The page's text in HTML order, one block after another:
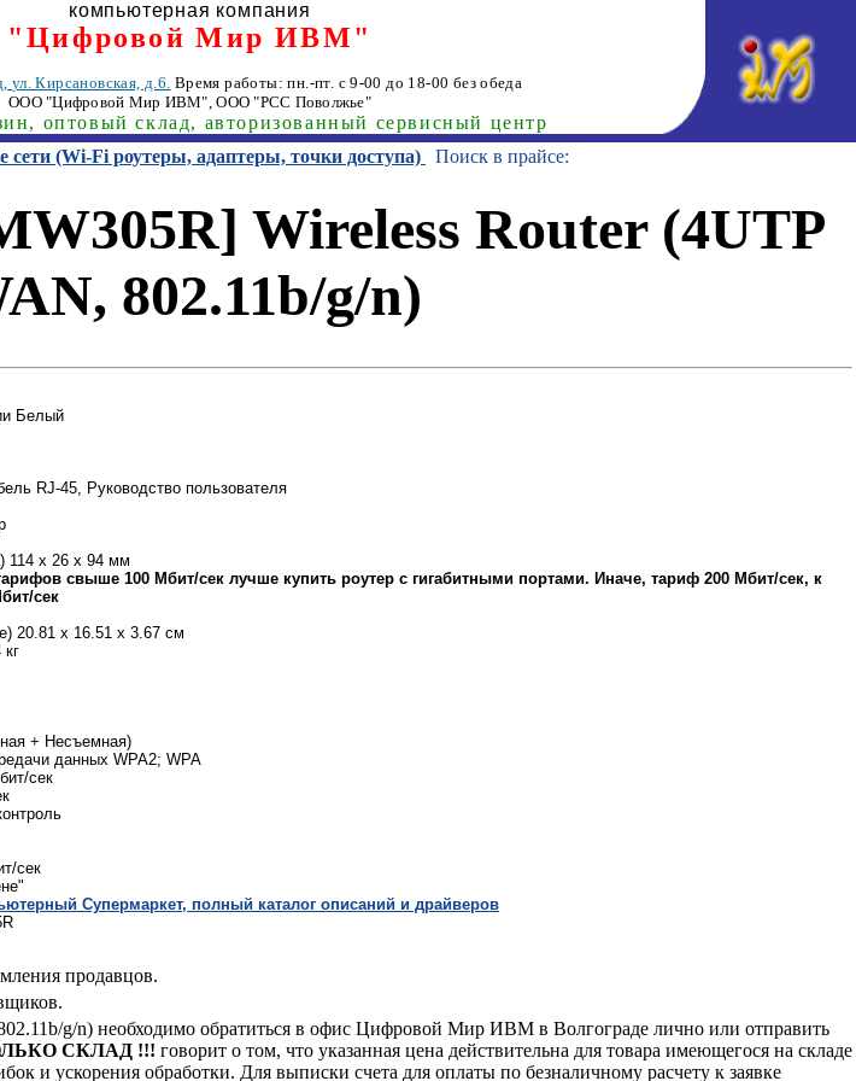
компьютерная компания
"Цифровой Мир ИВМ"
, ул. Кирсановская, д.6. Время работы: пн.-пт. с 9-00 до 18-00 без обеда
ООО "Цифровой Мир ИВМ", ООО "РСС Поволжье"
оптовый склад, авторизованный сервисный центр
сети (Wi-Fi роутеры, адаптеры, точки доступа) Поиск в прайсе:
Wireless Router (4UTP
802.11b/g/n)
Белый
RJ-45, Руководство пользователя
114 x 26 x 94 мм
свыше 100 Мбит/сек лучше купить роутер с гигабитными портами. Иначе, тариф 200 Мбит/сек, к
сек
20.81 x 16.51 x 3.67 см
+ Несъемная)
данных WPA2; WPA
сек
сек
Cупермаркет, полный каталог описаний и драйверов
продавцов.
g/n) необходимо обратиться в офис Цифровой Мир ИВМ в Волгограде лично или отправить
СКЛАД !!! говорит о том, что указанная цена действительна для товара имеющегося на складе
и ускорения обработки. Для выписки счета для оплаты по безналичному расчету к заявке